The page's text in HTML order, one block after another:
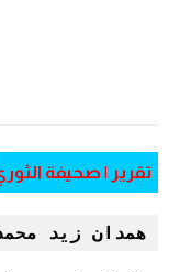
تقرير | صحيفة
همدان زيد